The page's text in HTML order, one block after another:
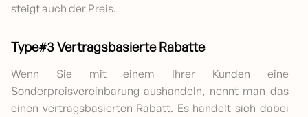
steigt auch der Preis.
Type#3 Vertragsbasierte Rabatte
Wenn Sie mit einem Ihrer Kunden eine
Sonderpreisvereinbarung aushandeln, nennt man das
einen vertragsbasierten Rabatt. Es handelt sich dabei